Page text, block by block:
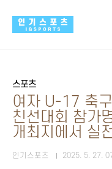
스포츠
여자 U-17 축
친선대회 참가
개최지에서 실
인기스포츠 2025. 5. 27.